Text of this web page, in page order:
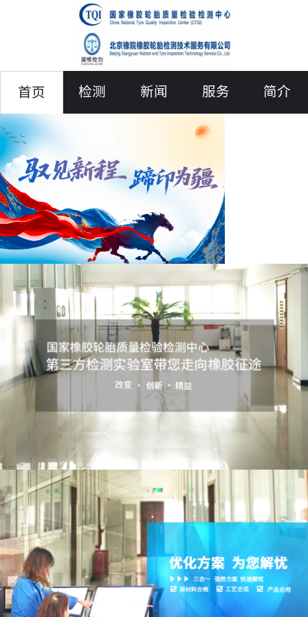
首页 检测 新闻 服务 简介
联络